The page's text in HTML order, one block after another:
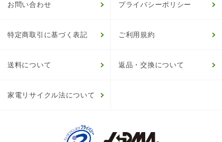
お問い合わせ プライバシーポリシー
特定商取引に基づく表記 ご利用規約
送料について 返品・交換について
家電リサイクル法について